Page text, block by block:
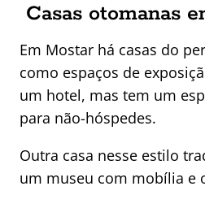
Casas otomanas
Em Mostar há casas do
como espaços de
um hotel, mas tem um
para não-hóspedes.
Outra casa nesse estilo
um museu com mobília e